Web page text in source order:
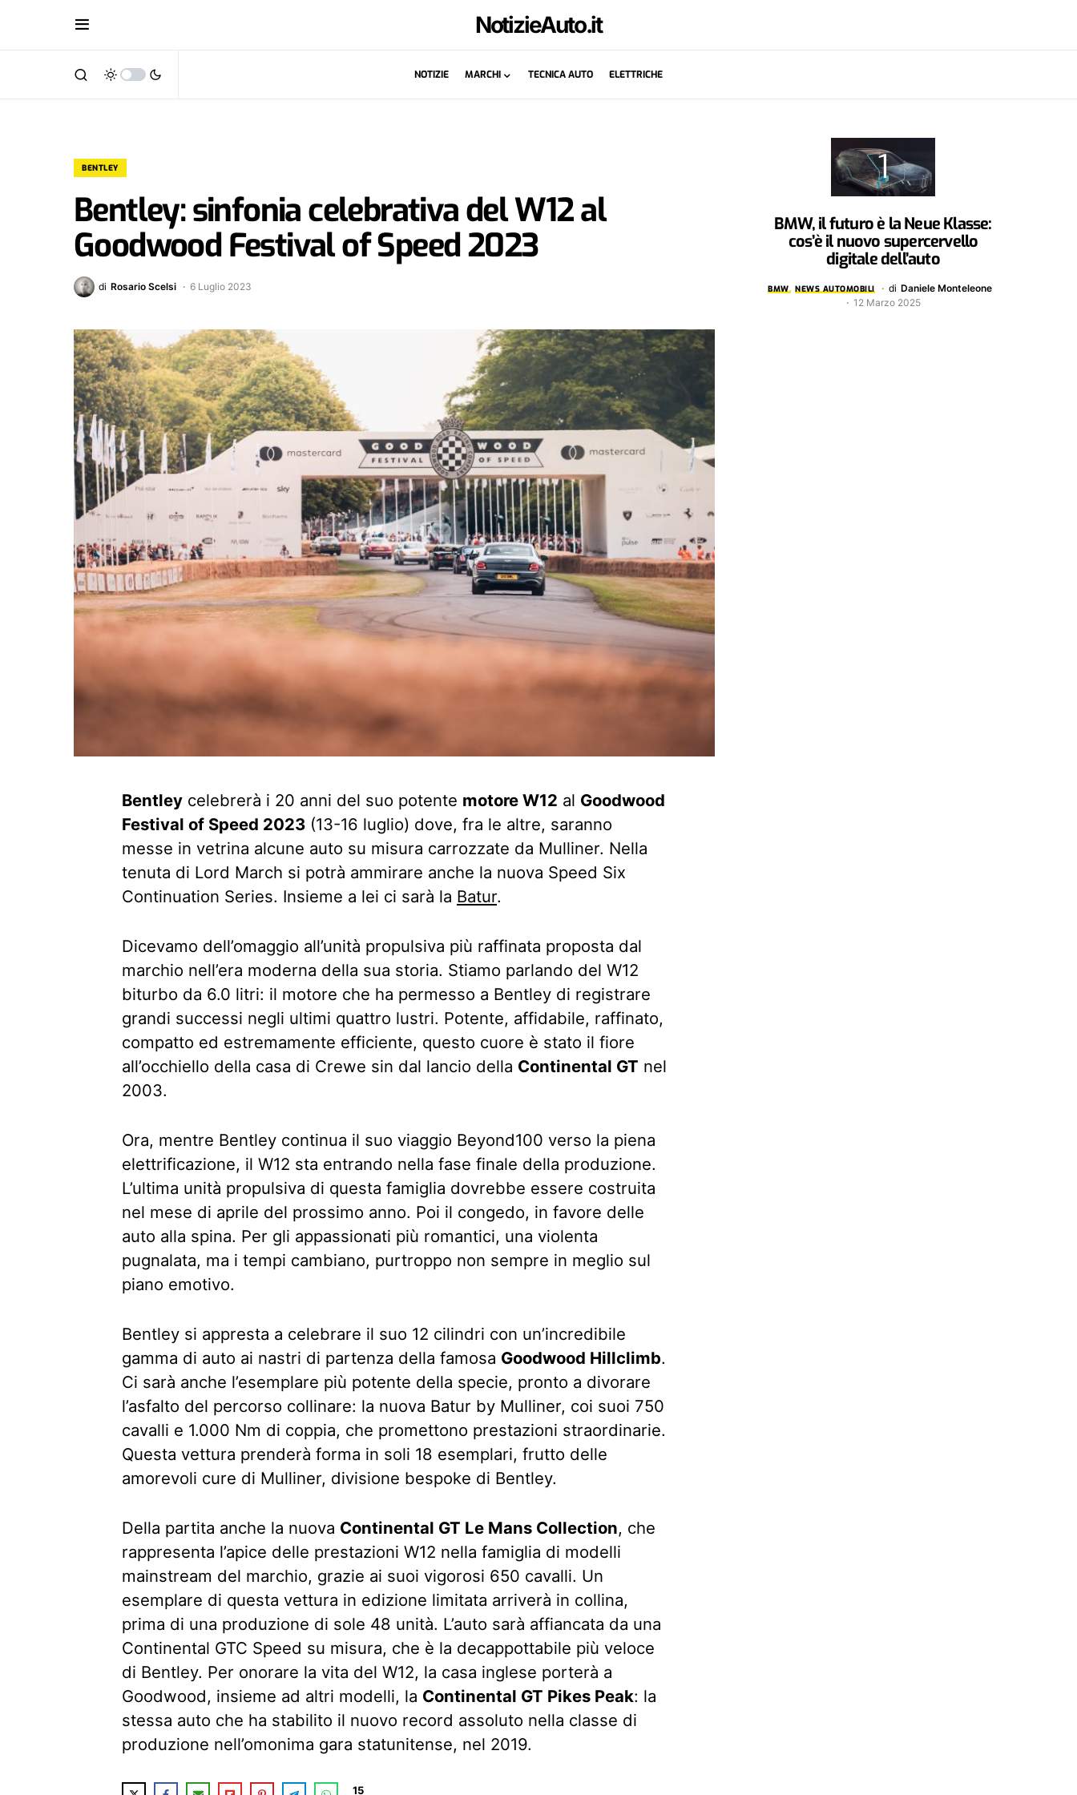
NotizieAuto.it
NOTIZIE MARCHI TECNICA AUTO ELETTRICHE
BENTLEY
Bentley: sinfonia celebrativa del W12 al
Goodwood Festival of Speed 2023
di Rosario Scelsi 6 Luglio 2023
Bentley celebrerà i 20 anni del suo potente motore W12 al Goodwood
Festival of Speed 2023 (13-16 luglio) dove, fra le altre, saranno
messe in vetrina alcune auto su misura carrozzate da Mulliner. Nella
tenuta di Lord March si potrà ammirare anche la nuova Speed Six
Continuation Series. Insieme a lei ci sarà la Batur.
Dicevamo dell’omaggio all’unità propulsiva più raffinata proposta dal
marchio nell’era moderna della sua storia. Stiamo parlando del W12
biturbo da 6.0 litri: il motore che ha permesso a Bentley di registrare
grandi successi negli ultimi quattro lustri. Potente, affidabile, raffinato,
compatto ed estremamente efficiente, questo cuore è stato il fiore
all’occhiello della casa di Crewe sin dal lancio della Continental GT nel
2003.
Ora, mentre Bentley continua il suo viaggio Beyond100 verso la piena
elettrificazione, il W12 sta entrando nella fase finale della produzione.
L’ultima unità propulsiva di questa famiglia dovrebbe essere costruita
nel mese di aprile del prossimo anno. Poi il congedo, in favore delle
auto alla spina. Per gli appassionati più romantici, una violenta
pugnalata, ma i tempi cambiano, purtroppo non sempre in meglio sul
piano emotivo.
Bentley si appresta a celebrare il suo 12 cilindri con un’incredibile
gamma di auto ai nastri di partenza della famosa Goodwood Hillclimb.
Ci sarà anche l’esemplare più potente della specie, pronto a divorare
l’asfalto del percorso collinare: la nuova Batur by Mulliner, coi suoi 750
cavalli e 1.000 Nm di coppia, che promettono prestazioni straordinarie.
Questa vettura prenderà forma in soli 18 esemplari, frutto delle
amorevoli cure di Mulliner, divisione bespoke di Bentley.
Della partita anche la nuova Continental GT Le Mans Collection, che
rappresenta l’apice delle prestazioni W12 nella famiglia di modelli
mainstream del marchio, grazie ai suoi vigorosi 650 cavalli. Un
esemplare di questa vettura in edizione limitata arriverà in collina,
prima di una produzione di sole 48 unità. L’auto sarà affiancata da una
Continental GTC Speed su misura, che è la decappottabile più veloce
di Bentley. Per onorare la vita del W12, la casa inglese porterà a
Goodwood, insieme ad altri modelli, la Continental GT Pikes Peak: la
stessa auto che ha stabilito il nuovo record assoluto nella classe di
produzione nell’omonima gara statunitense, nel 2019.
15
BMW, il futuro è la Neue Klasse:
cos’è il nuovo supercervello
digitale dell’auto
BMW NEWS AUTOMOBILI di Daniele Monteleone
12 Marzo 2025